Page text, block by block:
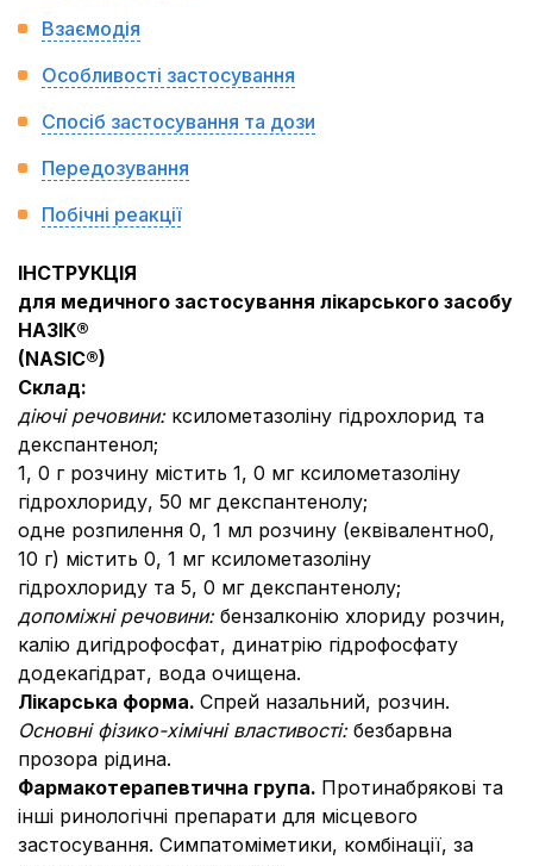
Взаємодія
Особливості застосування
Спосіб застосування та дози
Передозування
Побічні реакції
ІНСТРУКЦІЯ
для медичного застосування лікарського засобу
НАЗІК®
(NASIC®)
Склад:
діючі речовини: ксилометазоліну гідрохлорид та
декспантенол;
1, 0 г розчину містить 1, 0 мг ксилометазоліну
гідрохлориду, 50 мг декспантенолу;
одне розпилення 0, 1 мл розчину (еквівалентно0,
10 г) містить 0, 1 мг ксилометазоліну
гідрохлориду та 5, 0 мг декспантенолу;
допоміжні речовини: бензалконію хлориду розчин,
калію дигідрофосфат, динатрію гідрофосфату
додекагідрат, вода очищена.
Лікарська форма. Спрей назальний, розчин.
Основні фізико-хімічні властивості: безбарвна
прозора рідина.
Фармакотерапевтична група. Протинабрякові та
інші ринологічні препарати для місцевого
застосування. Симпатоміметики, комбінації, за